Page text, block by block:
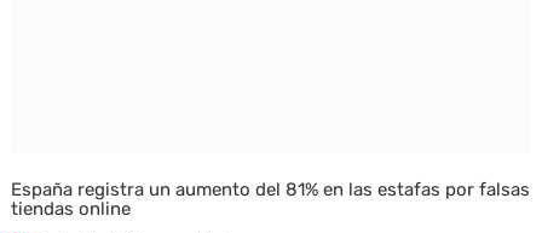
España registra un aumento del 81% en las estafas por falsas
tiendas online